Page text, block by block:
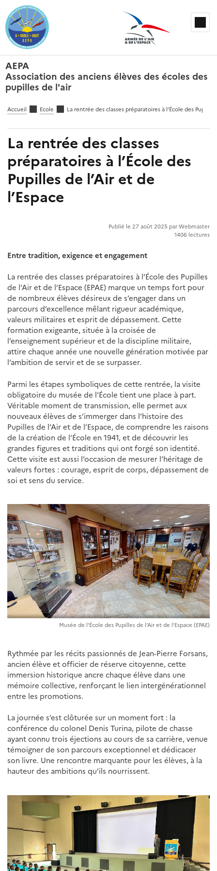
AEPA
Association des anciens élèves des écoles des
pupilles de l'air
Accueil Ecole La rentrée des classes préparatoires à l’École des Pupilles
La rentrée des classes
préparatoires à l’École des
Pupilles de l’Air et de
l’Espace
Publié le 27 août 2025 par Webmaster
1406 lectures
Entre tradition, exigence et engagement
La rentrée des classes préparatoires à l’École des Pupilles
de l’Air et de l’Espace (EPAE) marque un temps fort pour
de nombreux élèves désireux de s’engager dans un
parcours d’excellence mêlant rigueur académique,
valeurs militaires et esprit de dépassement. Cette
formation exigeante, située à la croisée de
l’enseignement supérieur et de la discipline militaire,
attire chaque année une nouvelle génération motivée par
l’ambition de servir et de se surpasser.
Parmi les étapes symboliques de cette rentrée, la visite
obligatoire du musée de l’École tient une place à part.
Véritable moment de transmission, elle permet aux
nouveaux élèves de s’immerger dans l’histoire des
Pupilles de l’Air et de l’Espace, de comprendre les raisons
de la création de l’École en 1941, et de découvrir les
grandes figures et traditions qui ont forgé son identité.
Cette visite est aussi l’occasion de mesurer l’héritage de
valeurs fortes : courage, esprit de corps, dépassement de
soi et sens du service.
Musée de l'École des Pupilles de l’Air et de l’Espace (EPAE)
Rythmée par les récits passionnés de Jean-Pierre Forsans,
ancien élève et officier de réserve citoyenne, cette
immersion historique ancre chaque élève dans une
mémoire collective, renforçant le lien intergénérationnel
entre les promotions.
La journée s’est clôturée sur un moment fort : la
conférence du colonel Denis Turina, pilote de chasse
ayant connu trois éjections au cours de sa carrière, venue
témoigner de son parcours exceptionnel et dédicacer
son livre. Une rencontre marquante pour les élèves, à la
hauteur des ambitions qu’ils nourrissent.